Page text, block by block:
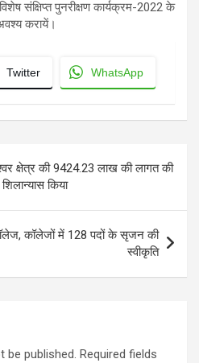
संक्षिप्त पुनरीक्षण कार्यक्रम-2022 के
करायें।
Twitter WhatsApp
क्षेत्र की 9424.23 लाख की लागत की
किया
कॉलेजों में 128 पदों के सृजन की
स्वीकृति
be published. Required fields